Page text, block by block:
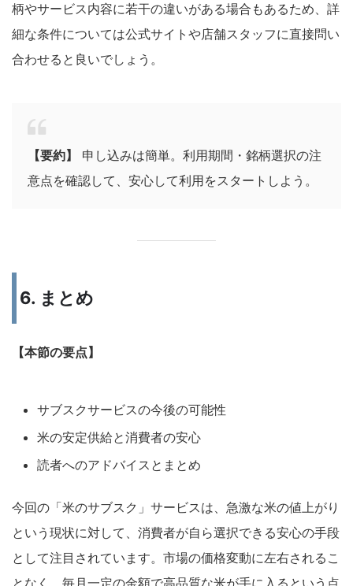
柄やサービス内容に若干の違いがある場合もあるため、詳
細な条件については公式サイトや店舗スタッフに直接問い
合わせると良いでしょう。
【要約】
申し込みは簡単。利用期間・銘柄選択の注
意点を確認して、安心して利用をスタートしよう。
6. まとめ
【本節の要点】
サブスクサービスの今後の可能性
米の安定供給と消費者の安心
読者へのアドバイスとまとめ
今回の「米のサブスク」サービスは、急激な米の値上がり
という現状に対して、消費者が自ら選択できる安心の手段
として注目されています。市場の価格変動に左右されるこ